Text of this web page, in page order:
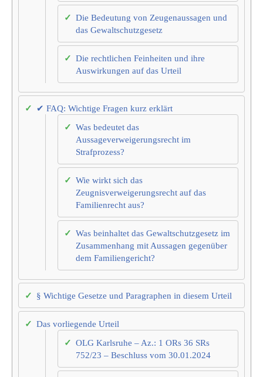
Die Bedeutung von Zeugenaussagen und
das Gewaltschutzgesetz
Die rechtlichen Feinheiten und ihre
Auswirkungen auf das Urteil
✔ FAQ: Wichtige Fragen kurz erklärt
Was bedeutet das
Aussageverweigerungsrecht im
Strafprozess?
Wie wirkt sich das
Zeugnisverweigerungsrecht auf das
Familienrecht aus?
Was beinhaltet das Gewaltschutzgesetz im
Zusammenhang mit Aussagen gegenüber
dem Familiengericht?
§ Wichtige Gesetze und Paragraphen in diesem Urteil
Das vorliegende Urteil
OLG Karlsruhe – Az.: 1 ORs 36 SRs
752/23 – Beschluss vom 30.01.2024